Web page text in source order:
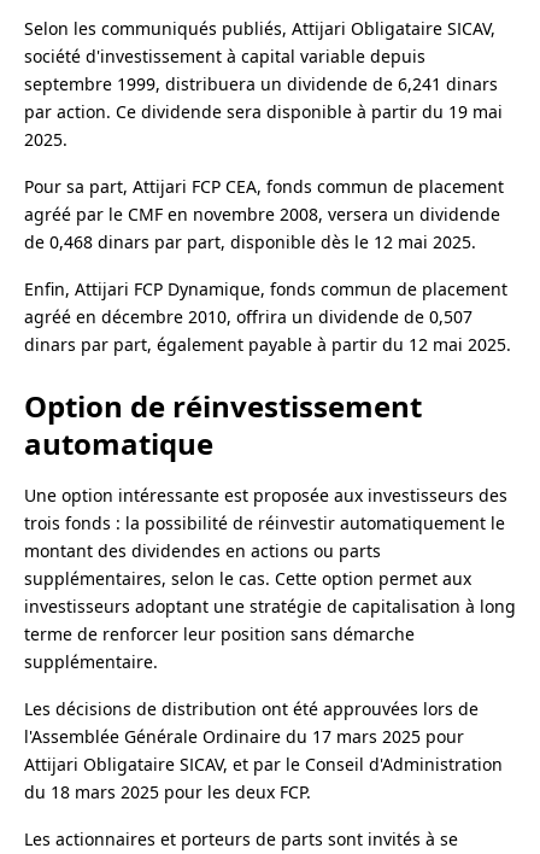
Selon les communiqués publiés, Attijari Obligataire SICAV,
société d'investissement à capital variable depuis
septembre 1999, distribuera un dividende de 6,241 dinars
par action. Ce dividende sera disponible à partir du 19 mai
2025.
Pour sa part, Attijari FCP CEA, fonds commun de placement
agréé par le CMF en novembre 2008, versera un dividende
de 0,468 dinars par part, disponible dès le 12 mai 2025.
Enfin, Attijari FCP Dynamique, fonds commun de placement
agréé en décembre 2010, offrira un dividende de 0,507
dinars par part, également payable à partir du 12 mai 2025.
Option de réinvestissement
automatique
Une option intéressante est proposée aux investisseurs des
trois fonds : la possibilité de réinvestir automatiquement le
montant des dividendes en actions ou parts
supplémentaires, selon le cas. Cette option permet aux
investisseurs adoptant une stratégie de capitalisation à long
terme de renforcer leur position sans démarche
supplémentaire.
Les décisions de distribution ont été approuvées lors de
l'Assemblée Générale Ordinaire du 17 mars 2025 pour
Attijari Obligataire SICAV, et par le Conseil d'Administration
du 18 mars 2025 pour les deux FCP.
Les actionnaires et porteurs de parts sont invités à se